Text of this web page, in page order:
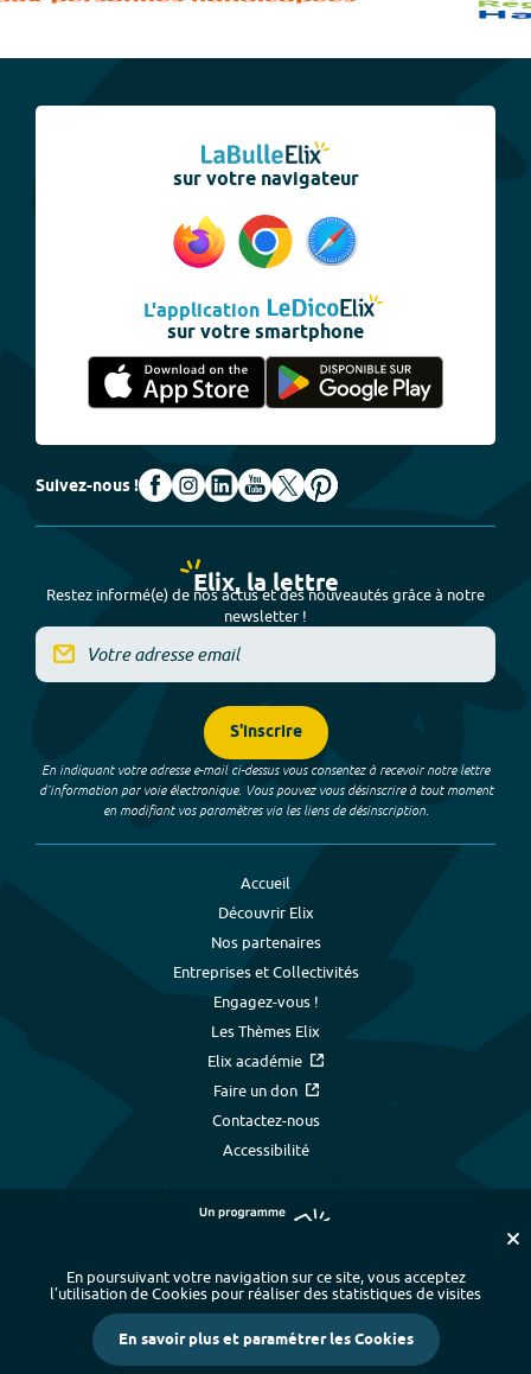
sur votre navigateur
L'application
sur votre smartphone
Suivez-nous !
Elix, la lettre
Restez informé(e) de nos actus et des nouveautés grâce à notre
newsletter !
S'inscrire
En indiquant votre adresse e-mail ci-dessus vous consentez à recevoir notre lettre
d’information par voie électronique. Vous pouvez vous désinscrire à tout moment
en modifiant vos paramètres via les liens de désinscription.
Accueil
Découvrir Elix
Nos partenaires
Entreprises et Collectivités
Engagez-vous !
Les Thèmes Elix
Elix académie
Faire un don
Contactez-nous
Accessibilité
Plan du site - Index alphabétique
-
Mentions légales et données personnelles
- Paramétrer les cookies
Crédits
En poursuivant votre navigation sur ce site, vous acceptez
l’utilisation de Cookies pour réaliser des statistiques de visites
En savoir plus et paramétrer les Cookies